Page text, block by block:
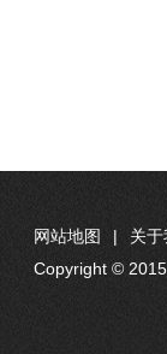
网站地图 | 关于
Copyright © 2015